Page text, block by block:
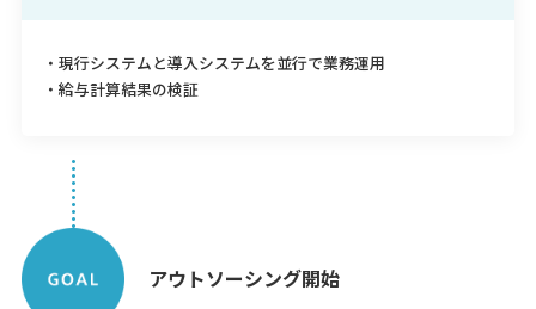
・現行システムと導入システムを並行で業務運用
・給与計算結果の検証
アウトソーシング開始